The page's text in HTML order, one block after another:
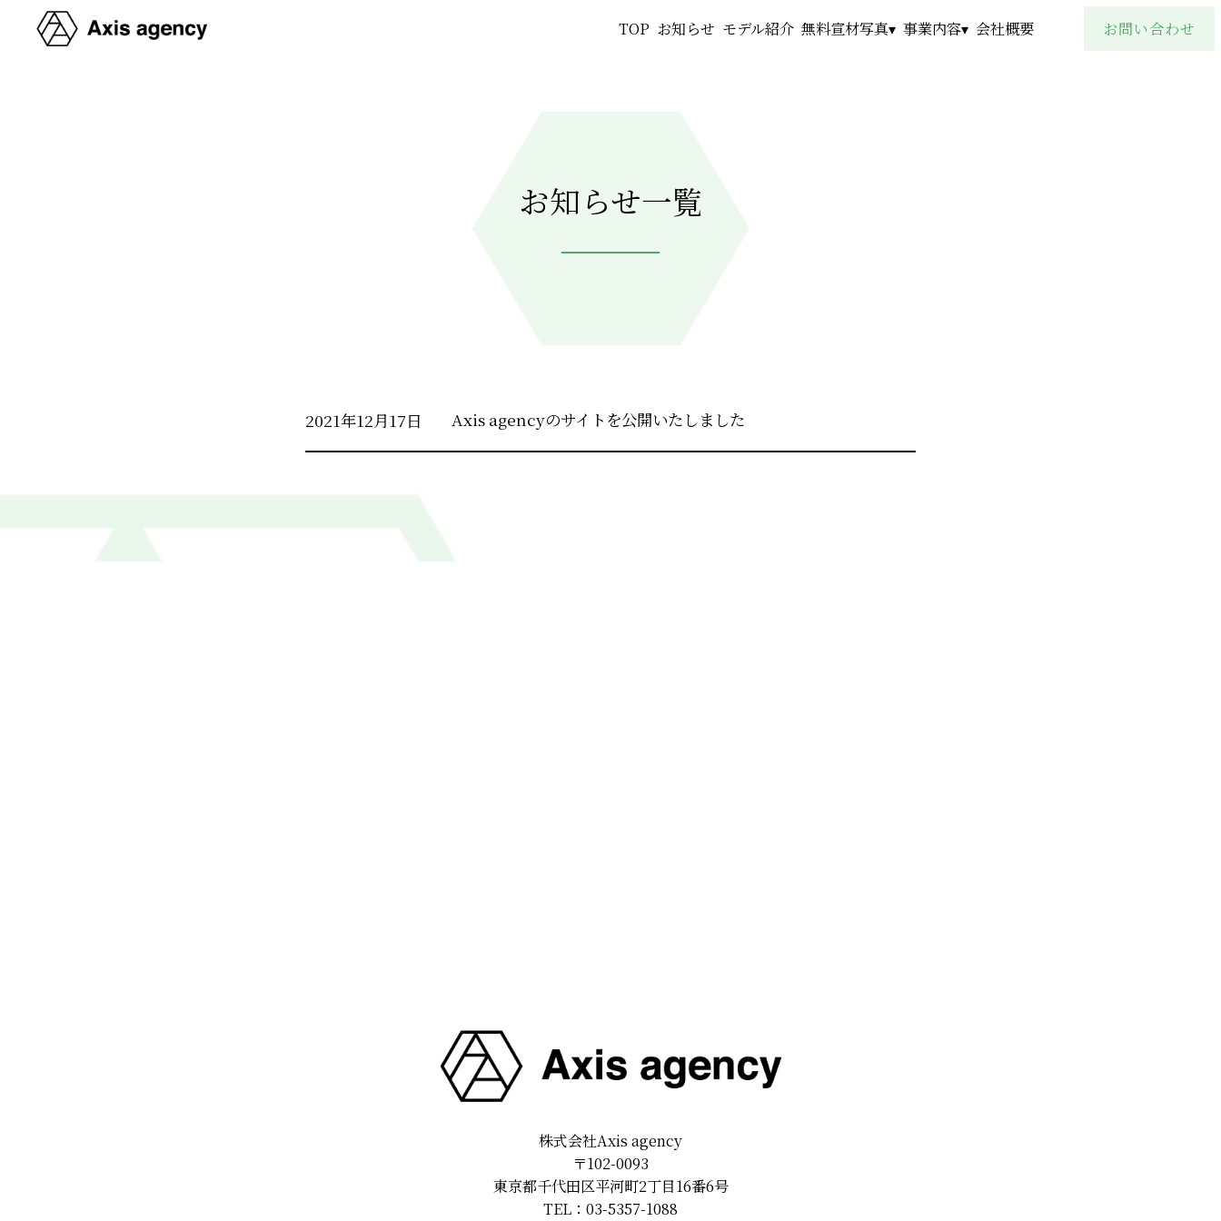
TOP お知らせ モデル紹介 無料宣材写真▾ 事業内容▾ 会社概要 お問い合わせ
お知らせ一覧
2021年12月17日 Axis agencyのサイトを公開いたしました
株式会社Axis agency
〒102-0093
東京都千代田区平河町2丁目16番6号
TEL：03-5357-1088